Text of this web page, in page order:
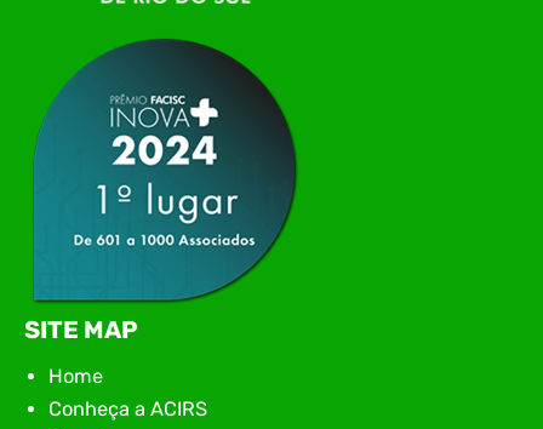
apresentação de novas iniciativas para o setor. O
encontro aconteceu em Rio…
SITE MAP
Home
Conheça a ACIRS